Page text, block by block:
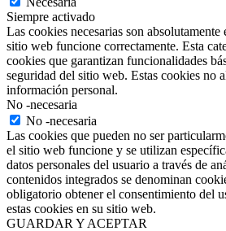
Siempre activado
Las cookies necesarias son absolutamente
sitio web funcione correctamente. Esta
cookies que garantizan funcionalidades
seguridad del sitio web. Estas cookies no
información personal.
No -necesaria
No -necesaria
Las cookies que pueden no ser
el sitio web funcione y se utilizan
datos personales del usuario a través de
contenidos integrados se denominan
obligatorio obtener el consentimiento del
estas cookies en su sitio web.
GUARDAR Y ACEPTAR